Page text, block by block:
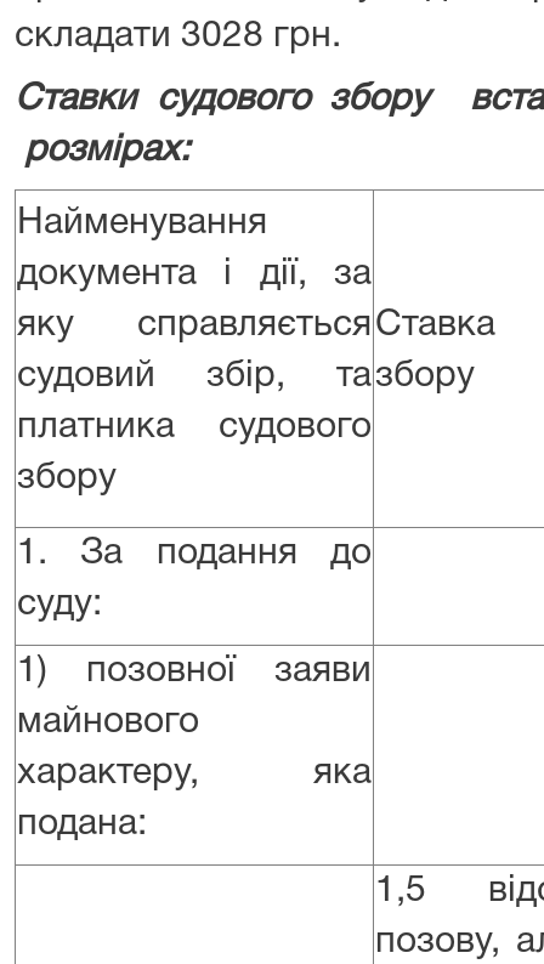
складати 3028 грн.
Ставки судового збору
розмірах:
Найменування
документа і дії, за
яку справляється
судовий збір, та
платника судового
збору
збору
1. За подання до
суду:
1) позовної заяви
майнового
характеру, яка
подана:
1,5
позову,